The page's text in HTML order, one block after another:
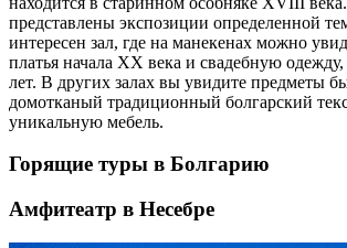
представлены экспозиции определенной
интересен зал, где на манекенах можно
платья начала XX века и свадебную
лет. В других залах вы увидите предметы
домотканый традиционный болгарский
уникальную мебель.
Горящие туры в Болгарию
Амфитеатр в Несебре